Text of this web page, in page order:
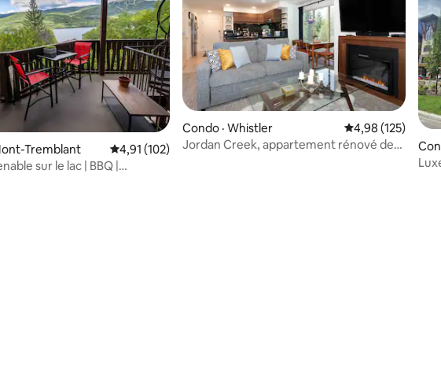
5, 150 commentaires
Tremblant Note moyenne de 4,91 sur 5, 102 commentaires
4,91 (102)
sur le lac | BBQ |
Condo · Whistler Note moyenne
4,98 (125)
Jordan Creek, appartement rénové de